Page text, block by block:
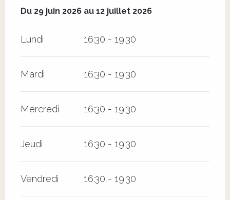
Du 29 juin 2026 au 12 juillet 2026
Du 29 juin 2026 au 12 juillet 2026
Lundi 16:30 - 19:30
Mardi 16:30 - 19:30
Mercredi 16:30 - 19:30
Jeudi 16:30 - 19:30
Vendredi 16:30 - 19:30